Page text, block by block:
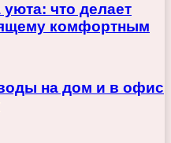
что делает
комфортным
на дом и в офис